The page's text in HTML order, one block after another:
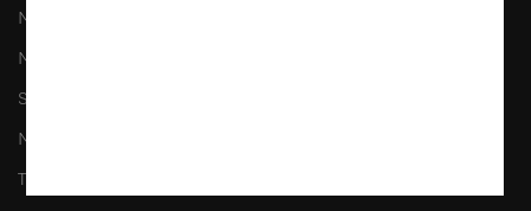
Miele'nin özel müşterileri
Miele Marine
SteelcoBelimed
Mimarlar & yapı sahipleri